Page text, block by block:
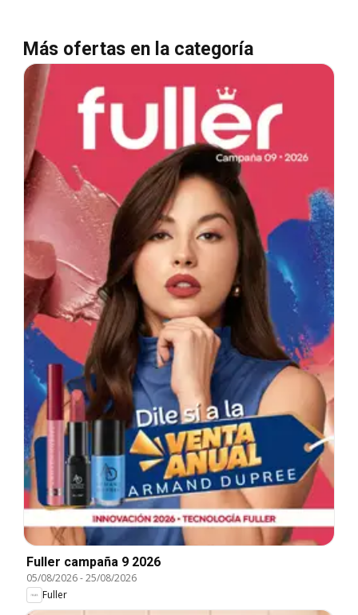
Más ofertas en la categoría
Fuller campaña 9 2026
05/08/2026-25/08/2026
Fuller